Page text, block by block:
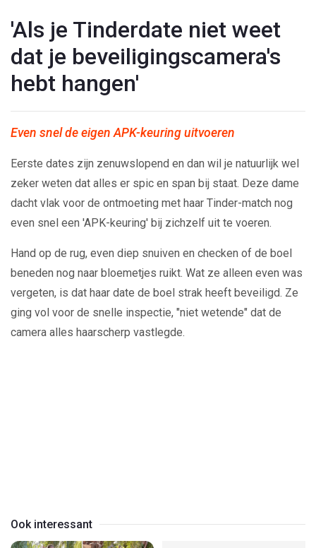
'Als je Tinderdate niet weet
dat je beveiligingscamera's
hebt hangen'
Even snel de eigen APK-keuring uitvoeren
Eerste dates zijn zenuwslopend en dan wil je natuurlijk wel
zeker weten dat alles er spic en span bij staat. Deze dame
dacht vlak voor de ontmoeting met haar Tinder-match nog
even snel een 'APK-keuring' bij zichzelf uit te voeren.
Hand op de rug, even diep snuiven en checken of de boel
beneden nog naar bloemetjes ruikt. Wat ze alleen even was
vergeten, is dat haar date de boel strak heeft beveiligd. Ze
ging vol voor de snelle inspectie, "niet wetende" dat de
camera alles haarscherp vastlegde.
Ook interessant